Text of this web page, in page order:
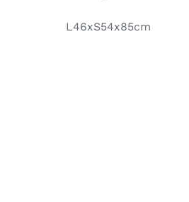
L46xS54x85cm